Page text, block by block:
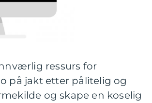
ressurs for
på jakt etter pålitelig og
og skape en koselig